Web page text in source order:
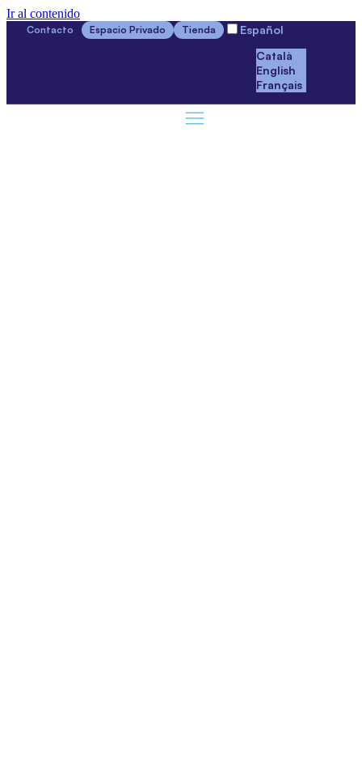
Ir al contenido
Contacto Espacio Privado Tienda
Español
Català
English
Français